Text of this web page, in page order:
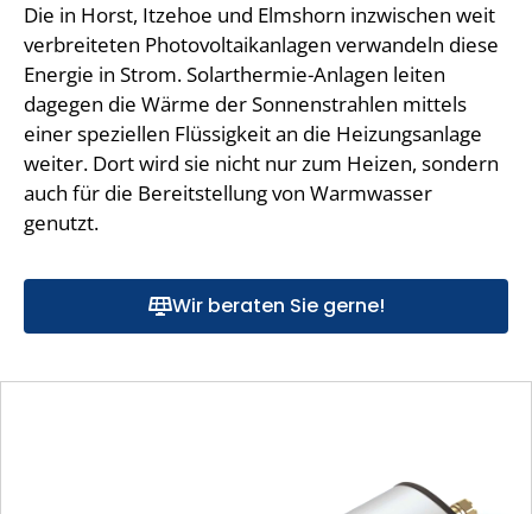
Die in Horst, Itzehoe und Elmshorn inzwischen weit
verbreiteten Photovoltaikanlagen verwandeln diese
Energie in Strom. Solarthermie-Anlagen leiten
dagegen die Wärme der Sonnenstrahlen mittels
einer speziellen Flüssigkeit an die Heizungsanlage
weiter. Dort wird sie nicht nur zum Heizen, sondern
auch für die Bereitstellung von Warmwasser
genutzt.
Wir beraten Sie gerne!